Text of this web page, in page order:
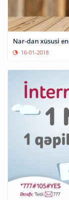
Nar-dan xüsusi
16-01-2018